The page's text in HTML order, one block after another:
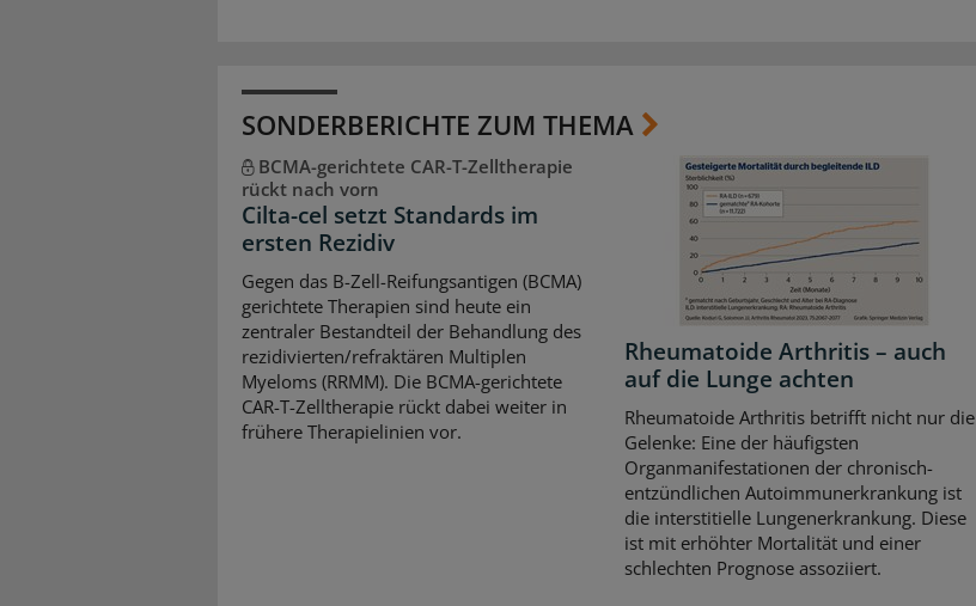
SONDERBERICHTE ZUM THEMA
BCMA-gerichtete CAR-T-Zelltherapie
rückt nach vorn
Cilta-cel setzt Standards im
ersten Rezidiv
Gegen das B-Zell-Reifungsantigen (BCMA)
gerichtete Therapien sind heute ein
zentraler Bestandteil der Behandlung des
rezidivierten/refraktären Multiplen
Myeloms (RRMM). Die BCMA-gerichtete
CAR-T-Zelltherapie rückt dabei weiter in
frühere Therapielinien vor.
Rheumatoide Arthritis – auch
auf die Lunge achten
Rheumatoide Arthritis betrifft nicht nur die
Gelenke: Eine der häufigsten
Organmanifestationen der chronisch-
entzündlichen Autoimmunerkrankung ist
die interstitielle Lungenerkrankung. Diese
ist mit erhöhter Mortalität und einer
schlechten Prognose assoziiert.